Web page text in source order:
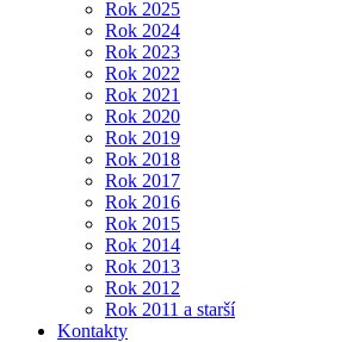
Rok 2025
Rok 2024
Rok 2023
Rok 2022
Rok 2021
Rok 2020
Rok 2019
Rok 2018
Rok 2017
Rok 2016
Rok 2015
Rok 2014
Rok 2013
Rok 2012
Rok 2011 a starší
Kontakty